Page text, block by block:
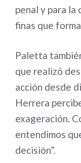
penal y para la
finas que
Paletta
que realizó
acción desde
Herrera
exageración.
entendimos
decisión”.